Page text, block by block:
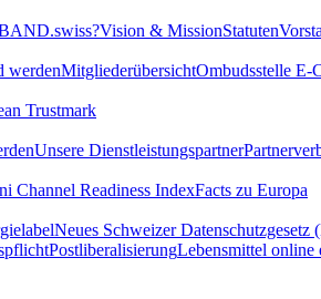
Vision & MissionStatuten
werdenMitgliederübersichtOmbudsstelle E-
Trustmark
Unsere Dienstleistungspartner
Channel Readiness IndexFacts zu Europa
Neues Schweizer Datenschutzgesetz
PostliberalisierungLebensmittel online